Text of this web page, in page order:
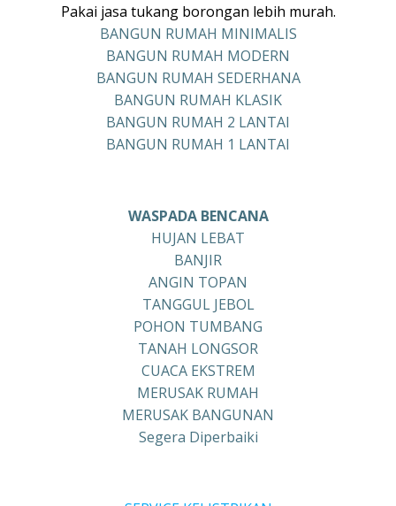
Pakai jasa tukang borongan lebih murah.
BANGUN RUMAH MINIMALIS
BANGUN RUMAH MODERN
BANGUN RUMAH SEDERHANA
BANGUN RUMAH KLASIK
BANGUN RUMAH 2 LANTAI
BANGUN RUMAH 1 LANTAI
WASPADA BENCANA
HUJAN LEBAT
BANJIR
ANGIN TOPAN
TANGGUL JEBOL
POHON TUMBANG
TANAH LONGSOR
CUACA EKSTREM
MERUSAK RUMAH
MERUSAK BANGUNAN
Segera Diperbaiki